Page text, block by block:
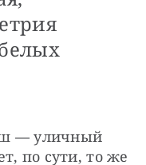
— уличный
по сути, то же